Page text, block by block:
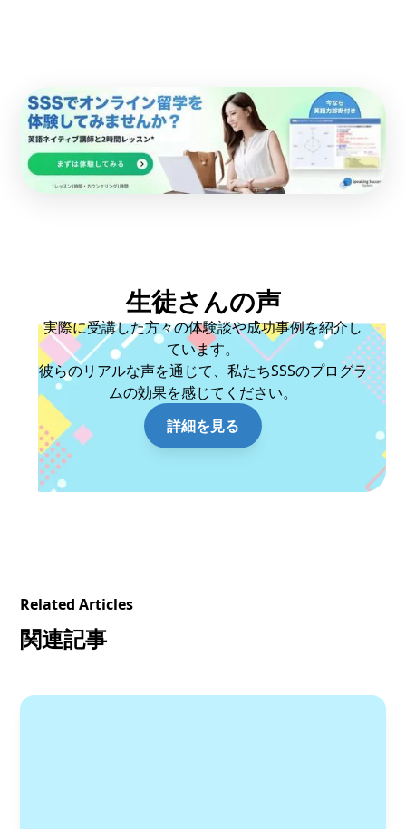
生徒さんの声
実際に受講した方々の体験談や成功事例を紹介し
ています。
彼らのリアルな声を通じて、私たちSSSのプログラ
ムの効果を感じてください。
詳細を見る
Related Articles
関連記事